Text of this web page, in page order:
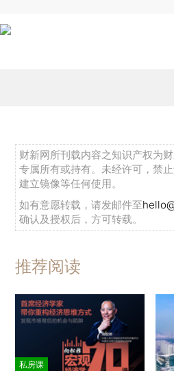
财新网所刊载内容之知识产权为
专属所有或持有。未经许可，禁
建立镜像等任何使用。
如有意愿转载，请发邮件至
确认及授权后，方可转载。
推荐阅读
私房课